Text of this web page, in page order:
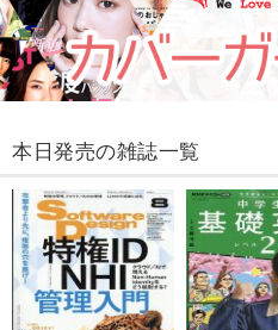
本日発売の雑誌一覧